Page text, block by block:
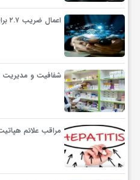
اعمال ضریب ۲.۷ برای اینترنت بین‌الملل صحت…
شفافیت و مدیریت
مراقب علائم